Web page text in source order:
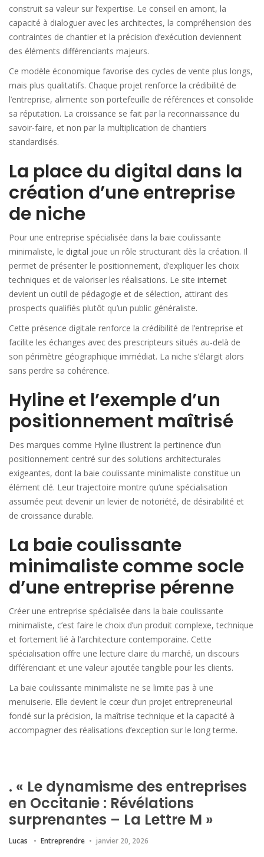
construit sa valeur sur l’expertise. Le conseil en amont, la
capacité à dialoguer avec les architectes, la compréhension des
contraintes de chantier et la précision d’exécution deviennent
des éléments différenciants majeurs.
Ce modèle économique favorise des cycles de vente plus longs,
mais plus qualitatifs. Chaque projet renforce la crédibilité de
l’entreprise, alimente son portefeuille de références et consolide
sa réputation. La croissance se fait par la reconnaissance du
savoir-faire, et non par la multiplication de chantiers
standardisés.
La place du digital dans la
création d’une entreprise
de niche
Pour une entreprise spécialisée dans la baie coulissante
minimaliste, le digital joue un rôle structurant dès la création. Il
permet de présenter le positionnement, d’expliquer les choix
techniques et de valoriser les réalisations. Le site internet
devient un outil de pédagogie et de sélection, attirant des
prospects qualifiés plutôt qu’un public généraliste.
Cette présence digitale renforce la crédibilité de l’entreprise et
facilite les échanges avec des prescripteurs situés au-delà de
son périmètre géographique immédiat. La niche s’élargit alors
sans perdre sa cohérence.
Hyline et l’exemple d’un
positionnement maîtrisé
Des marques comme Hyline illustrent la pertinence d’un
positionnement centré sur des solutions architecturales
exigeantes, dont la baie coulissante minimaliste constitue un
élément clé. Leur trajectoire montre qu’une spécialisation
assumée peut devenir un levier de notoriété, de désirabilité et
de croissance durable.
La baie coulissante
minimaliste comme socle
d’une entreprise pérenne
Créer une entreprise spécialisée dans la baie coulissante
minimaliste, c’est faire le choix d’un produit complexe, technique
et fortement lié à l’architecture contemporaine. Cette
spécialisation offre une lecture claire du marché, un discours
différenciant et une valeur ajoutée tangible pour les clients.
La baie coulissante minimaliste ne se limite pas à une
menuiserie. Elle devient le cœur d’un projet entrepreneurial
fondé sur la précision, la maîtrise technique et la capacité à
accompagner des réalisations d’exception sur le long terme.
. « Le dynamisme des entreprises
en Occitanie : Révélations
surprenantes – La Lettre M »
Lucas Entreprendre janvier 20, 2026